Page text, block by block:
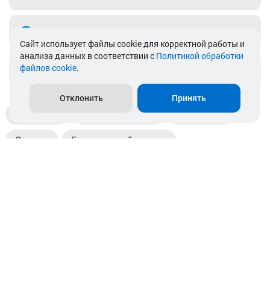
info@akkamulik.by
Пункты выдачи Магазины
Оплата Безналичный расчет
Cайт использует файлы cookie для корректной работы и
анализа данных в соответствии с Политикой обработки
файлов cookie.
Отклонить Принять